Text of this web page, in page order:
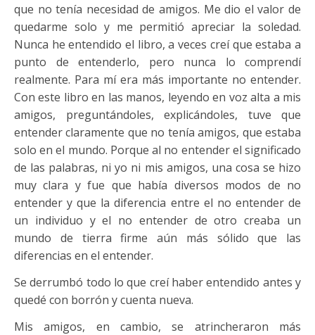
que no tenía necesidad de amigos. Me dio el valor de
quedarme solo y me permitió apreciar la soledad.
Nunca he entendido el libro, a veces creí que estaba a
punto de entenderlo, pero nunca lo comprendí
realmente. Para mí era más importante no entender.
Con este libro en las manos, leyendo en voz alta a mis
amigos, preguntándoles, explicándoles, tuve que
entender claramente que no tenía amigos, que estaba
solo en el mundo. Porque al no entender el significado
de las palabras, ni yo ni mis amigos, una cosa se hizo
muy clara y fue que había diversos modos de no
entender y que la diferencia entre el no entender de
un individuo y el no entender de otro creaba un
mundo de tierra firme aún más sólido que las
diferencias en el entender.
Se derrumbó todo lo que creí haber entendido antes y
quedé con borrón y cuenta nueva.
Mis amigos, en cambio, se atrincheraron más